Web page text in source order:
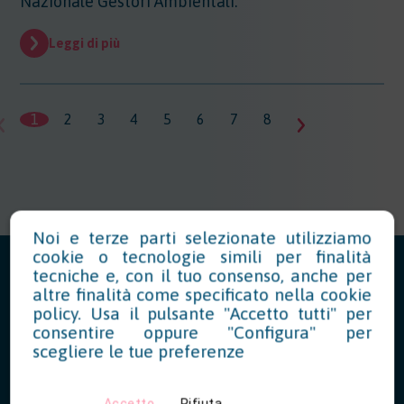
Leggi di più
1 2 3 4 5 6 7 8 9
News in Evidenza
Noi e terze parti selezionate utilizziamo
cookie o tecnologie simili per finalità
tecniche e, con il tuo consenso, anche per
altre finalità come specificato nella cookie
policy. Usa il pulsante "Accetto tutti" per
consentire oppure "Configura" per
scegliere le tue preferenze